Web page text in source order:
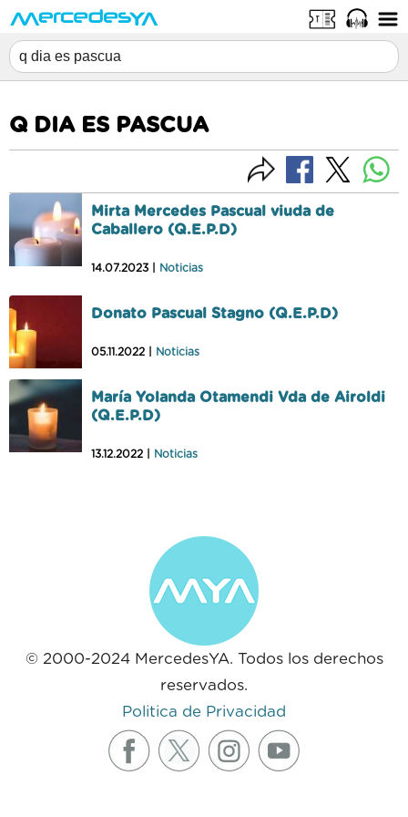
Q DIA ES PASCUA
Mirta Mercedes Pascual viuda de
Caballero (Q.E.P.D)
14.07.2023 | Noticias
Donato Pascual Stagno (Q.E.P.D)
05.11.2022 | Noticias
María Yolanda Otamendi Vda de Airoldi
(Q.E.P.D)
13.12.2022 | Noticias
© 2000-2024 MercedesYA. Todos los derechos
reservados.
Politica de Privacidad